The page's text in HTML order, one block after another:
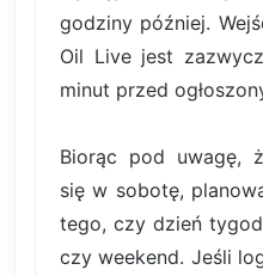
godziny później.
Oil Live jest
minut przed
Biorąc pod uwagę,
się w sobotę,
tego, czy dzień
czy weekend. Jeśli